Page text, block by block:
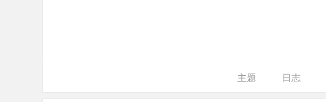
主题 日志